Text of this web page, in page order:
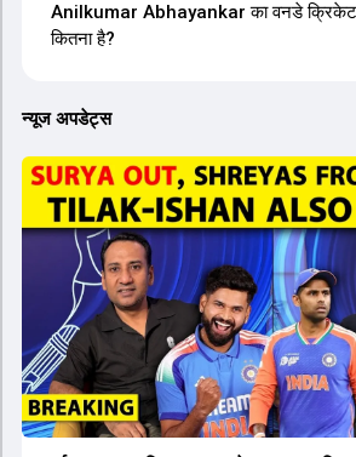
Anilkumar Abhayankar का वनडे क्रिकेट
कितना है?
न्यूज अपडेट्स